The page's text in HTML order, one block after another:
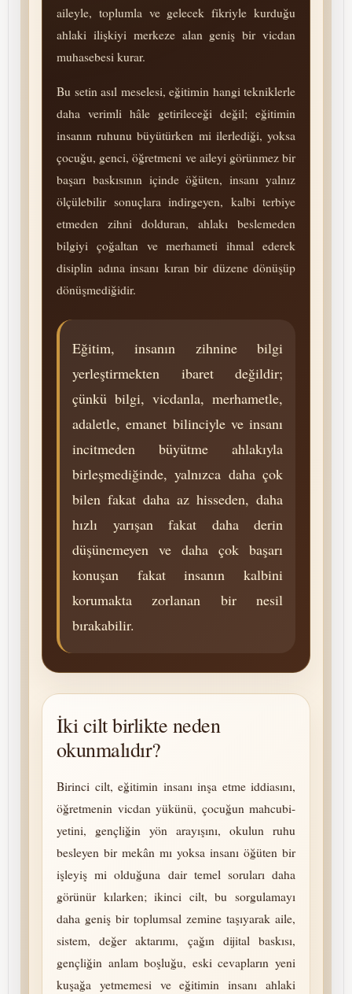
aileyle, toplumla ve gelecek fikriyle kurduğu
ahlaki ilişkiyi merkeze alan geniş bir vicdan
muhasebesi kurar.
Bu setin asıl meselesi, eğitimin hangi tekniklerle
daha verimli hâle getirileceği değil; eğitimin
insanın ruhunu büyütürken mi ilerlediği, yoksa
çocuğu, genci, öğretmeni ve aileyi gö­rün­mez bir
başarı baskısının içinde öğüten, insanı yalnız
ölçülebilir sonuçlara indirgeyen, kalbi terbiye
etmeden zihni dolduran, ahlakı beslemeden
bilgiyi çoğaltan ve merhameti ihmal ederek
disiplin adına insanı kıran bir düzene dönüşüp
dönüşmediğidir.
Eğitim, insanın zihnine bilgi
yerleştirmekten ibaret değildir;
çünkü bilgi, vicdanla, merhametle,
adaletle, emanet bilinciyle ve insanı
incitmeden büyütme ahlakıyla
birleşmediğinde, yalnızca daha çok
bilen fakat daha az hisseden, daha
hızlı yarışan fakat daha derin
düşünemeyen ve daha çok başarı
konuşan fakat insanın kalbini
korumakta zorlanan bir nesil
bırakabilir.
İki cilt birlikte neden
okunmalıdır?
Birinci cilt, eğitimin insanı inşa etme iddiasını,
öğretmenin vicdan yükünü, çocuğun mah­cu­bi­
ye­ti­ni, gençliğin yön arayışını, okulun ruhu
besleyen bir mekân mı yoksa insanı öğüten bir
işleyiş mi olduğuna dair temel soruları daha
görünür kılarken; ikinci cilt, bu sorgulamayı
daha geniş bir toplumsal zemine taşıyarak aile,
sistem, değer aktarımı, çağın dijital baskısı,
gençliğin anlam boşluğu, eski cevapların yeni
kuşağa yetmemesi ve eğitimin insanı ahlaki